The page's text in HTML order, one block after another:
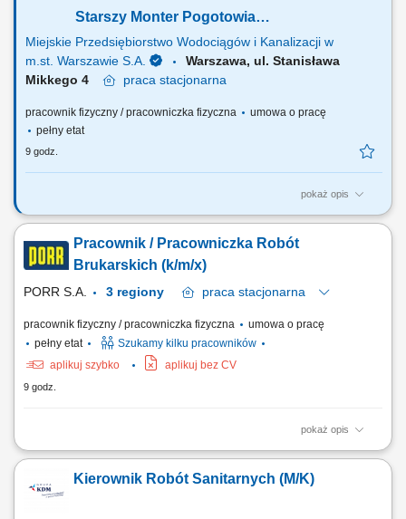
użytkownika...Starszy Monter Pogotowia
Wodociągowego (k/m/n)
Miejskie Przedsiębiorstwo Wodociągów i Kanalizacji w
m.st. Warszawie S.A.
Warszawa, ul. Stanisława
Mikkego 4
praca stacjonarna
pracownik fizyczny / pracowniczka fizyczna
umowa o pracę
pełny etat
9 godz.
pokaż opis
Jakie będą Twoje obowiązki? zamykanie i otwieranie zasuw na sieci
powiadamianie Odbiorców wody w związku z planowym lub awaryjnym
wyłączeniem dostawy wody; poruszanie się w czynnym pasie ruchu
Pracownik / Pracowniczka Robót
Brukarskich (k/m/x)
PORR S.A. praca stacjonarna
pracownik fizyczny / pracowniczka fizyczna
umowa o pracę
pełny etat
Szukamy kilku pracowników
aplikuj szybko
aplikuj bez CV
9 godz.
pokaż opis
Opis stanowiska: Kompleksowa realizacja nawierzchni zewnętrznych z
podbudowy pod układane nawierzchnie. Montaż krawężników, obrzeży
oraz elementów odwodnienia terenowego. Realizacja sprawnych prac
Kierownik Robót Sanitarnych (M/K)